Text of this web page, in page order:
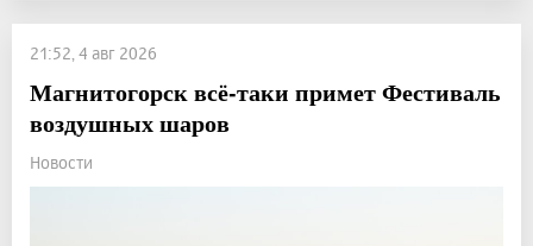
21:52, 4 авг 2026
Магнитогорск всё-таки примет Фестиваль
воздушных шаров
Новости